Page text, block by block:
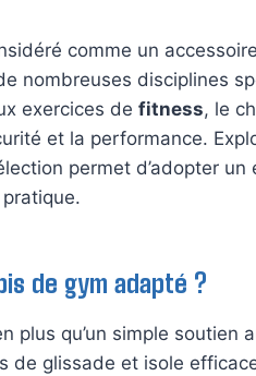
comme un
nombreuses disciplines
exercices de fitness, le
et la performance.
permet d’adopter
de gym adapté ?
plus qu’un simple soutien
de glissade et isole